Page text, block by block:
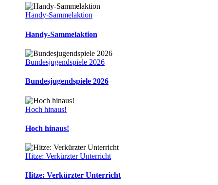
Handy-Sammelaktion
Handy-Sammelaktion
Bundesjugendspiele 2026
Bundesjugendspiele 2026
Hoch hinaus!
Hoch hinaus!
Hitze: Verkürzter Unterricht
Hitze: Verkürzter Unterricht